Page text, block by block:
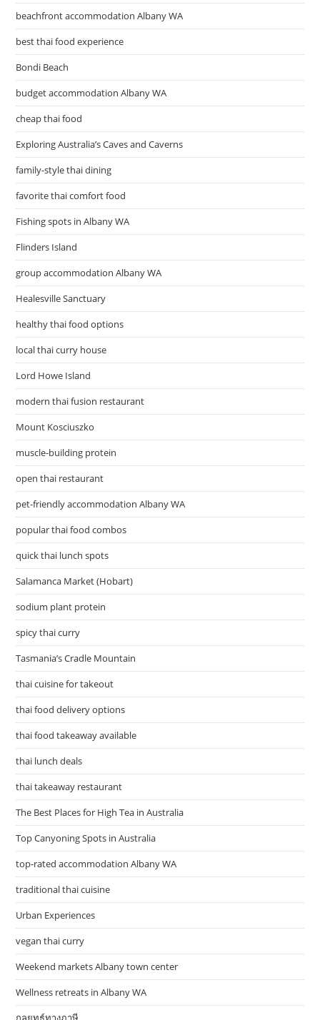
beachfront accommodation Albany WA
best thai food experience
Bondi Beach
budget accommodation Albany WA
cheap thai food
Exploring Australia’s Caves and Caverns
family-style thai dining
favorite thai comfort food
Fishing spots in Albany WA
Flinders Island
group accommodation Albany WA
Healesville Sanctuary
healthy thai food options
local thai curry house
Lord Howe Island
modern thai fusion restaurant
Mount Kosciuszko
muscle-building protein
open thai restaurant
pet-friendly accommodation Albany WA
popular thai food combos
quick thai lunch spots
Salamanca Market (Hobart)
sodium plant protein
spicy thai curry
Tasmania’s Cradle Mountain
thai cuisine for takeout
thai food delivery options
thai food takeaway available
thai lunch deals
thai takeaway restaurant
The Best Places for High Tea in Australia
Top Canyoning Spots in Australia
top-rated accommodation Albany WA
traditional thai cuisine
Urban Experiences
vegan thai curry
Weekend markets Albany town center
Wellness retreats in Albany WA